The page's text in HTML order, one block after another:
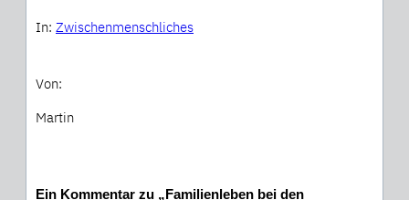
In: Zwischenmenschliches
Von:
Martin
Ein Kommentar zu „Familienleben bei den